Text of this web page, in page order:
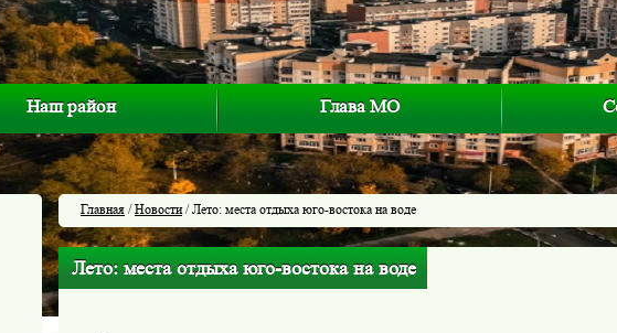
Наш район Глава МО
Главная /Новости/ Лето: места отдыха юго-востока на воде
Лето: места отдыха юго-востока на воде